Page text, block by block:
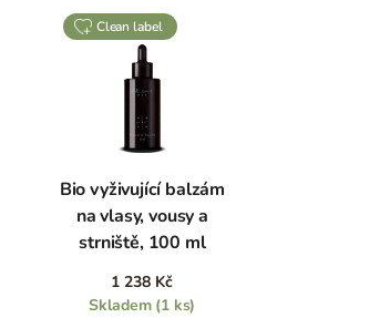
clean label
Bio vyživující balzám
na vlasy, vousy a
strniště, 100 ml
1 238 Kč
Skladem (1 ks)